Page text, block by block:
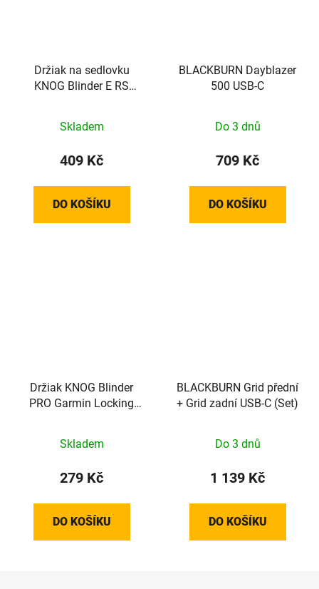
Držiak na sedlovku
KNOG Blinder E RS
Skladem
409 Kč
DO KOŠÍKU
BLACKBURN Dayblazer
500 USB-C
Do 3 dnů
709 Kč
DO KOŠÍKU
Držiak KNOG Blinder
PRO Garmin Locking
Skladem
279 Kč
DO KOŠÍKU
BLACKBURN Grid přední
+ Grid zadní USB-C (Set)
Do 3 dnů
1 139 Kč
DO KOŠÍKU